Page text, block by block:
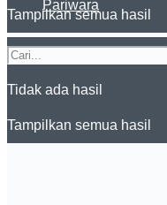
Tampilkan semua hasil
Pariwara
Tidak ada hasil
Tampilkan semua hasil